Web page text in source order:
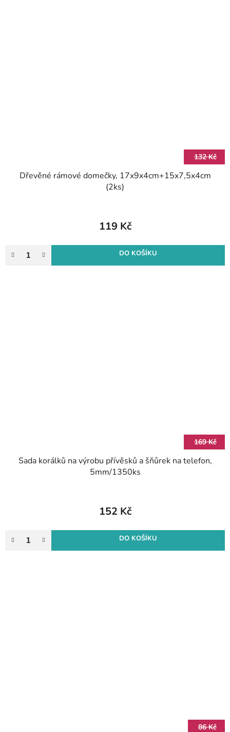
132 Kč
Dřevěné rámové domečky, 17x9x4cm+15x7,5x4cm
(2ks)
119 Kč
DO KOŠÍKU
169 Kč
Sada korálků na výrobu přívěsků a šňůrek na telefon,
5mm/1350ks
152 Kč
DO KOŠÍKU
86 Kč